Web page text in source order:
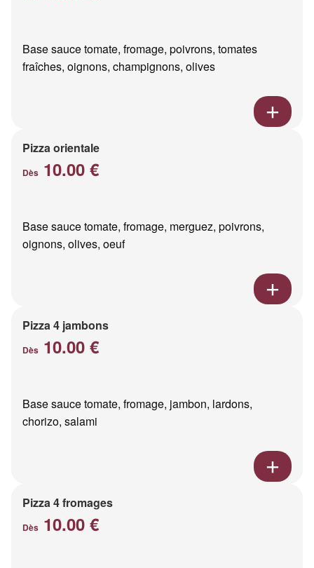
Base sauce tomate, fromage, poivrons, tomates
fraîches, oignons, champignons, olives
Pizza orientale
Dès 10.00 €
Base sauce tomate, fromage, merguez, poivrons,
oignons, olives, oeuf
Pizza 4 jambons
Dès 10.00 €
Base sauce tomate, fromage, jambon, lardons,
chorizo, salami
Pizza 4 fromages
Dès 10.00 €